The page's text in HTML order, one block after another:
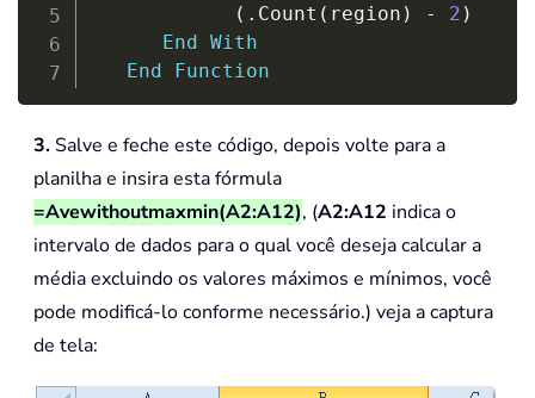
( . Count ( region ) - 2 )
End With
End
Function
3. Salve e feche este código, depois volte para a
planilha e insira esta fórmula
=Avewithoutmaxmin(A2:A12), (A2:A12 indica o
intervalo de dados para o qual você deseja calcular a
média excluindo os valores máximos e mínimos, você
pode modificá-lo conforme necessário.) veja a captura
de tela: